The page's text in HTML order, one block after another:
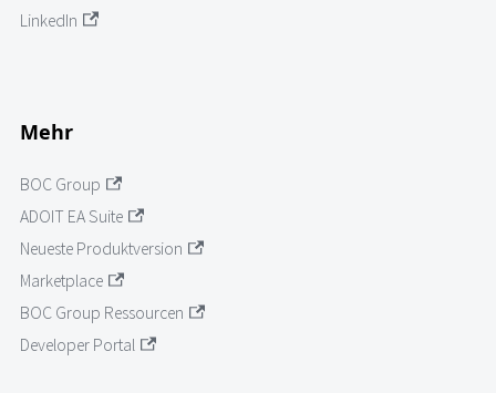
LinkedIn
Mehr
BOC Group
ADOIT EA Suite
Neueste Produktversion
Marketplace
BOC Group Ressourcen
Developer Portal